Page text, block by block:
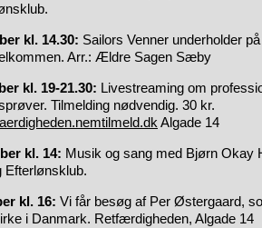
kl. 14.30: Sailors Venner underholder
Arr.: Ældre Sagen Sæby
kl. 19-21.30: Livestreaming om
Tilmelding nødvendig. 30 kr.
Algade 14
kl. 14: Musik og sang med Bjørn Okay
kl. 16: Vi får besøg af Per Østergaard,
i Danmark. Retfærdigheden, Algade 14